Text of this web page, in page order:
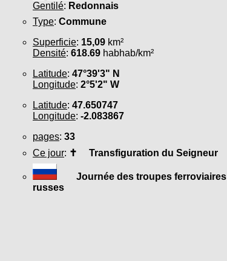
Gentilé: Redonnais
Type: Commune
Superficie: 15,09 km²
Densité: 618.69 habhab/km²
Latitude: 47°39'3" N
Longitude: 2°5'2" W
Latitude: 47.650747
Longitude: -2.083867
pages: 33
Ce jour: ✝ Transfiguration du Seigneur
Journée des troupes ferroviaires
russes